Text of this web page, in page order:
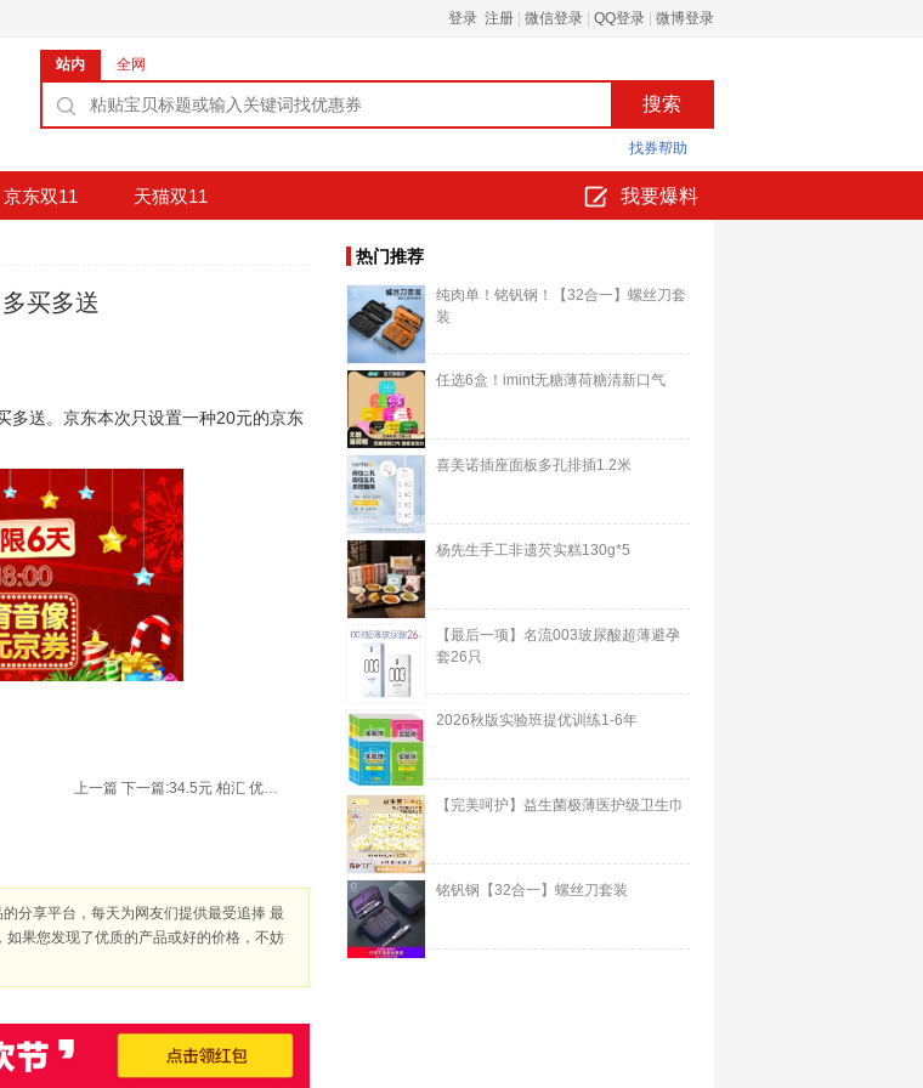
登录 注册 微信登录 QQ登录 微博登录
站内 全网
找券帮助
京东双11 天猫双11 我要爆料
买多送
多送。京东本次只设置一种20元的京东
上一篇 下一篇: 34.5元 柏汇 优品 纯羊毛 单色 围巾 送兔毛手套
分享平台，每天为网友们提供最受追捧 最
果您发现了优质的产品或好的价格，不妨
热门推荐
纯肉单！铭钒钢！【32合一】螺丝刀套
装
任选6盒！imint无糖薄荷糖清新口气
喜美诺插座面板多孔排插1.2米
杨先生手工非遗芡实糕130g*5
【最后一项】名流003玻尿酸超薄避孕
套26只
2026秋版实验班提优训练1-6年
【完美呵护】益生菌极薄医护级卫生巾
铭钒钢【32合一】螺丝刀套装